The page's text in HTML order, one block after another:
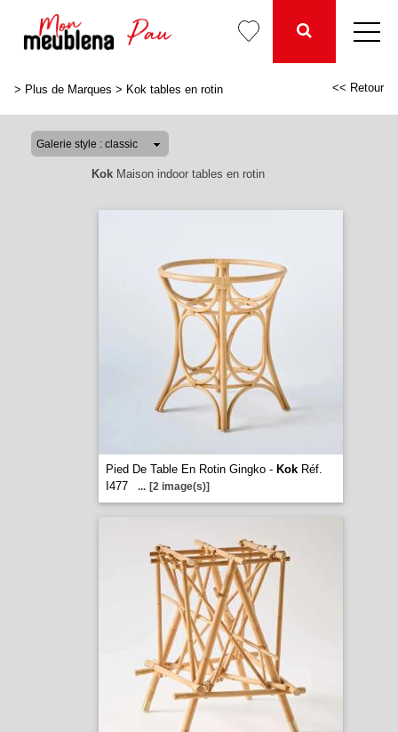
> Plus de Marques > Kok tables en rotin << Retour
KokMaison indoor tables en rotin
Pied De Table En Rotin Gingko - KokRéf.
I477
... [2 image(s)]